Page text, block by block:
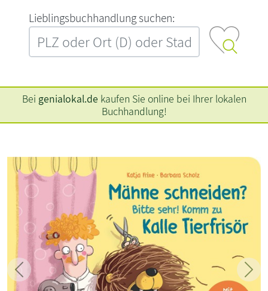
L‍i‍e‍b‍l‍i‍n‍g‍s‍b‍u‍c‍h‍h‍a‍n‍d‍l‍u‍n‍g‍ ‍s‍u‍c‍h‍e‍n‍:‍
Bei genialokal.de kaufen Sie online bei Ihrer lokalen
Buchhandlung!
Zurück